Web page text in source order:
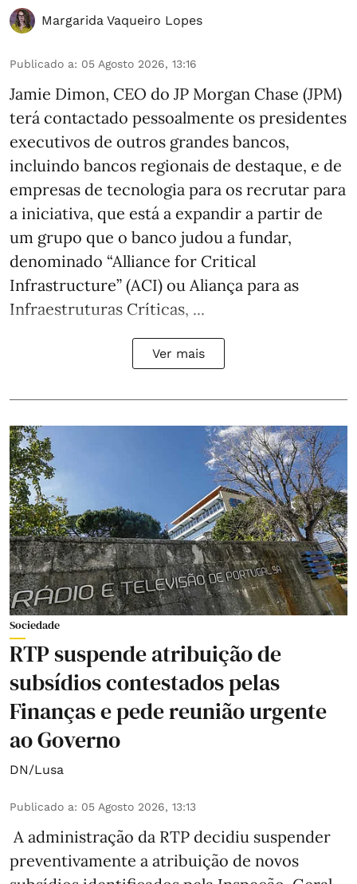
Margarida Vaqueiro Lopes
Publicado a: 05 Agosto 2026, 13:16
Jamie Dimon, CEO do JP Morgan Chase (JPM)
terá contactado pessoalmente os presidentes
executivos de outros grandes bancos,
incluindo bancos regionais de destaque, e de
empresas de tecnologia para os recrutar para
a iniciativa, que está a expandir a partir de
um grupo que o banco judou a fundar,
denominado “Alliance for Critical
Infrastructure” (ACI) ou Aliança para as
Infraestruturas Críticas, ...
Ver mais
Sociedade
RTP suspende atribuição de
subsídios contestados pelas
Finanças e pede reunião urgente
ao Governo
DN/Lusa
Publicado a: 05 Agosto 2026, 13:13
A administração da RTP decidiu suspender
preventivamente a atribuição de novos